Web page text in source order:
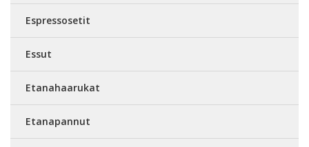
Espressosetit
Essut
Etanahaarukat
Etanapannut